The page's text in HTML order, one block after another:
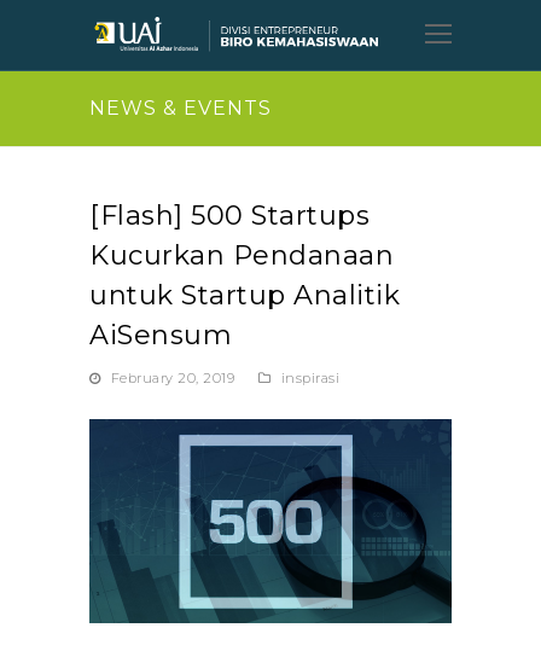
Open
Mobile
NEWS & EVENTS
[Flash] 500 Startups
Kucurkan Pendanaan
untuk Startup Analitik
AiSensum
February 20, 2019 inspirasi